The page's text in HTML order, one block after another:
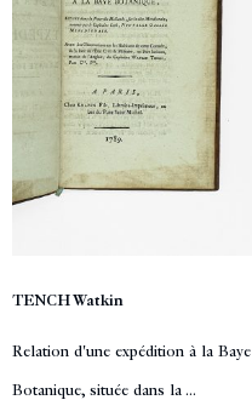
TENCH Watkin
Relation d'une expédition à la Baye
Botanique, située dans la ...